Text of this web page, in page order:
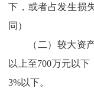
下，或者占发生损
同）
（二）较大资
以上至700万元以下
3%以下。